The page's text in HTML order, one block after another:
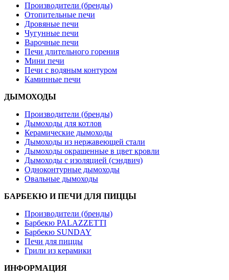
Производители (бренды)
Отопительные печи
Дровяные печи
Чугунные печи
Варочные печи
Печи длительного горения
Мини печи
Печи с водяным контуром
Каминные печи
ДЫМОХОДЫ
Производители (бренды)
Дымоходы для котлов
Керамические дымоходы
Дымоходы из нержавеющей стали
Дымоходы окрашенные в цвет кровли
Дымоходы с изоляцией (сэндвич)
Одноконтурные дымоходы
Овальные дымоходы
БАРБЕКЮ И ПЕЧИ ДЛЯ ПИЦЦЫ
Производители (бренды)
Барбекю PALAZZETTI
Барбекю SUNDAY
Печи для пиццы
Грили из керамики
ИНФОРМАЦИЯ